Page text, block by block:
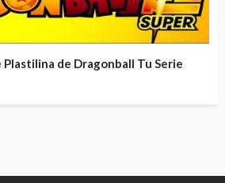
Plastilina de Dragonball Tu Serie